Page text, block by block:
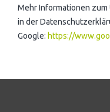
Mehr Informationen
in der
Google: https://